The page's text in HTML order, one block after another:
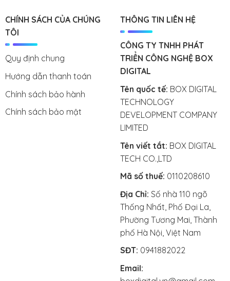
CHÍNH SÁCH CỦA CHÚNG
TÔI
Quy định chung
Hướng dẫn thanh toán
Chính sách bảo hành
Chính sách bảo mật
THÔNG TIN LIÊN HỆ
CÔNG TY TNHH PHÁT
TRIỂN CÔNG NGHỆ BOX
DIGITAL
Tên quốc tế: BOX DIGITAL
TECHNOLOGY
DEVELOPMENT COMPANY
LIMITED
Tên viết tắt: BOX DIGITAL
TECH CO.,LTD
Mã số thuế: 0110208610
Địa Chỉ: Số nhà 110 ngõ
Thống Nhất, Phố Đại La,
Phường Tương Mai, Thành
phố Hà Nội, Việt Nam
SĐT: 0941882022
Email: